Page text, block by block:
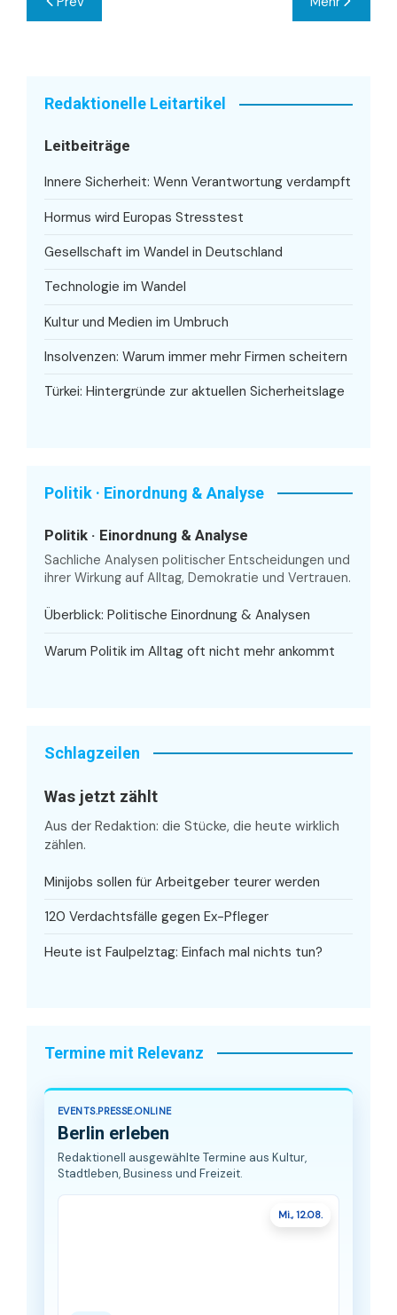
Redaktionelle Leitartikel
Leitbeiträge
Innere Sicherheit: Wenn Verantwortung verdampft
Hormus wird Europas Stresstest
Gesellschaft im Wandel in Deutschland
Technologie im Wandel
Kultur und Medien im Umbruch
Insolvenzen: Warum immer mehr Firmen scheitern
Türkei: Hintergründe zur aktuellen Sicherheitslage
Politik · Einordnung & Analyse
Politik · Einordnung & Analyse
Sachliche Analysen politischer Entscheidungen und
ihrer Wirkung auf Alltag, Demokratie und Vertrauen.
Überblick: Politische Einordnung & Analysen
Warum Politik im Alltag oft nicht mehr ankommt
Schlagzeilen
Was jetzt zählt
Aus der Redaktion: die Stücke, die heute wirklich
zählen.
Minijobs sollen für Arbeitgeber teurer werden
120 Verdachtsfälle gegen Ex-Pfleger
Heute ist Faulpelztag: Einfach mal nichts tun?
Termine mit Relevanz
EVENTS.PRESSE.ONLINE
Berlin erleben
Redaktionell ausgewählte Termine aus Kultur,
Stadtleben, Business und Freizeit.
Mi., 12.08.